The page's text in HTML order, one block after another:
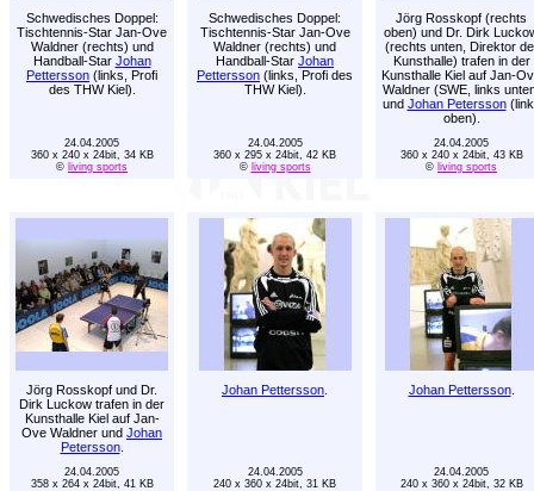
Schwedisches Doppel:
Tischtennis-Star Jan-Ove
Waldner (rechts) und
Handball-Star Johan
Pettersson (links, Profi
des THW Kiel).
Schwedisches Doppel:
Tischtennis-Star Jan-Ove
Waldner (rechts) und
Handball-Star Johan
Pettersson (links, Profi des
THW Kiel).
Jörg Rosskopf (rechts
oben) und Dr. Dirk
(rechts unten, Direktor
Kunsthalle) trafen in der
Kunsthalle Kiel auf Jan-
Waldner (SWE, links
und Johan Petersson
oben).
24.04.2005
360 x 240 x 24bit, 34 KB
© living sports
24.04.2005
360 x 295 x 24bit, 42 KB
© living sports
24.04.2005
360 x 240 x 24bit, 43 KB
© living sports
Jörg Rosskopf und Dr.
Dirk Luckow trafen in der
Kunsthalle Kiel auf Jan-
Ove Waldner und Johan
Petersson.
Johan Pettersson Johan Pettersson.
24.04.2005
358 x 264 x 24bit, 41 KB
24.04.2005
240 x 360 x 24bit, 31 KB
24.04.2005
240 x 360 x 24bit, 32 KB